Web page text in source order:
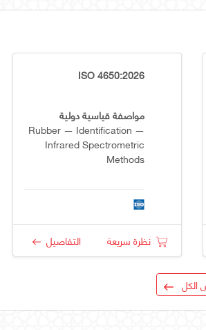
ISO 4650:2026
مواصفة قياسية دولية
Rubber — Identification —
Infrared Spectrometric
Methods
نظرة سريعة التفاصيل
الكل